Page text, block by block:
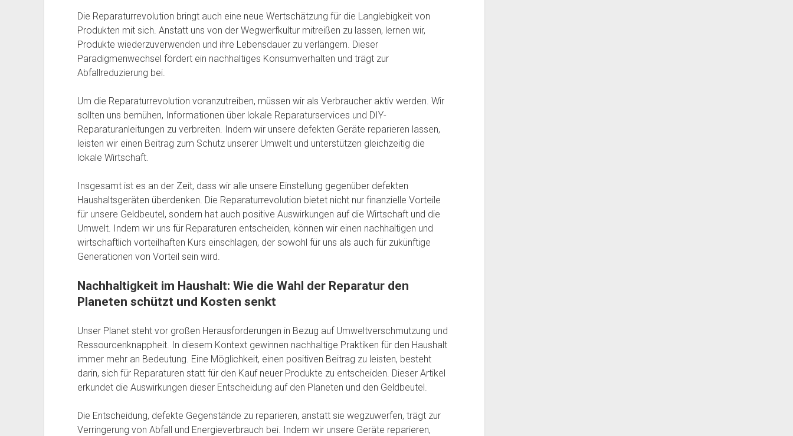
Die Reparaturrevolution bringt auch eine neue Wertschätzung für die Langlebigkeit von
Produkten mit sich. Anstatt uns von der Wegwerfkultur mitreißen zu lassen, lernen wir,
Produkte wiederzuverwenden und ihre Lebensdauer zu verlängern. Dieser
Paradigmenwechsel fördert ein nachhaltiges Konsumverhalten und trägt zur
Abfallreduzierung bei.
Um die Reparaturrevolution voranzutreiben, müssen wir als Verbraucher aktiv werden. Wir
sollten uns bemühen, Informationen über lokale Reparaturservices und DIY-
Reparaturanleitungen zu verbreiten. Indem wir unsere defekten Geräte reparieren lassen,
leisten wir einen Beitrag zum Schutz unserer Umwelt und unterstützen gleichzeitig die
lokale Wirtschaft.
Insgesamt ist es an der Zeit, dass wir alle unsere Einstellung gegenüber defekten
Haushaltsgeräten überdenken. Die Reparaturrevolution bietet nicht nur finanzielle Vorteile
für unsere Geldbeutel, sondern hat auch positive Auswirkungen auf die Wirtschaft und die
Umwelt. Indem wir uns für Reparaturen entscheiden, können wir einen nachhaltigen und
wirtschaftlich vorteilhaften Kurs einschlagen, der sowohl für uns als auch für zukünftige
Generationen von Vorteil sein wird.
Nachhaltigkeit im Haushalt: Wie die Wahl der Reparatur den
Planeten schützt und Kosten senkt
Unser Planet steht vor großen Herausforderungen in Bezug auf Umweltverschmutzung und
Ressourcenknappheit. In diesem Kontext gewinnen nachhaltige Praktiken für den Haushalt
immer mehr an Bedeutung. Eine Möglichkeit, einen positiven Beitrag zu leisten, besteht
darin, sich für Reparaturen statt für den Kauf neuer Produkte zu entscheiden. Dieser Artikel
erkundet die Auswirkungen dieser Entscheidung auf den Planeten und den Geldbeutel.
Die Entscheidung, defekte Gegenstände zu reparieren, anstatt sie wegzuwerfen, trägt zur
Verringerung von Abfall und Energieverbrauch bei. Indem wir unsere Geräte reparieren,